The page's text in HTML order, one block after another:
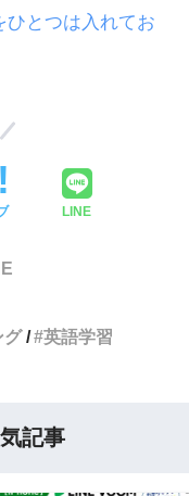
ひとつは入れてお
LINE
グ 英語学習
記事